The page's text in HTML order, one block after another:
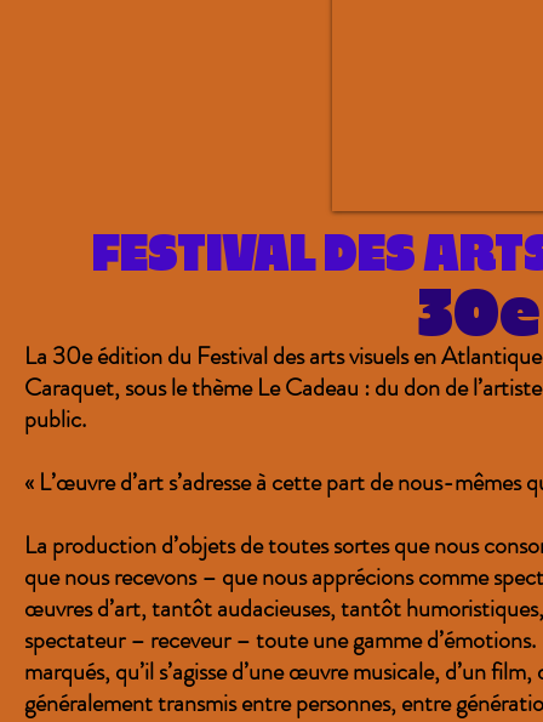
FESTIVAL DES
30e
La 30e édition du Festival des arts visuels en
Caraquet, sous le thème Le Cadeau : du don de
public.
« L’œuvre d’art s’adresse à cette part de nous-
La production d’objets de toutes sortes que nous
que nous recevons – que nous apprécions comme
œuvres d’art, tantôt audacieuses, tantôt
spectateur – receveur – toute une gamme
marqués, qu’il s’agisse d’une œuvre musicale, d’un
généralement transmis entre personnes, entre